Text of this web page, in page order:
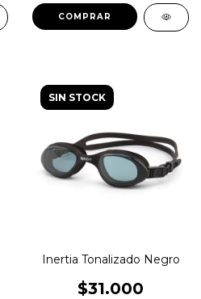
SIN STOCK
Inertia Tonalizado Negro
$31.000